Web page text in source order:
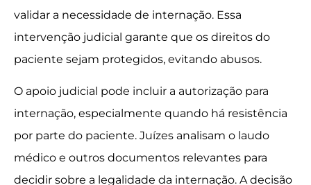
validar a necessidade de internação. Essa
intervenção judicial garante que os direitos do
paciente sejam protegidos, evitando abusos.
O apoio judicial pode incluir a autorização para
internação, especialmente quando há resistência
por parte do paciente. Juízes analisam o laudo
médico e outros documentos relevantes para
decidir sobre a legalidade da internação. A decisão